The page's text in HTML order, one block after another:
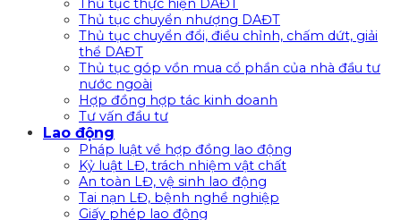
Thủ tục thực hiện DAĐT
Thủ tục chuyển nhượng DAĐT
Thủ tục chuyển đổi, điều chỉnh, chấm dứt, giải
thể DAĐT
Thủ tục góp vồn mua cổ phần của nhà đầu tư
nước ngoài
Hợp đồng hợp tác kinh doanh
Tư vấn đầu tư
Lao động
Pháp luật về hợp đồng lao động
Kỷ luật LĐ, trách nhiệm vật chất
An toàn LĐ, vệ sinh lao động
Tai nạn LĐ, bệnh nghề nghiệp
Giấy phép lao động